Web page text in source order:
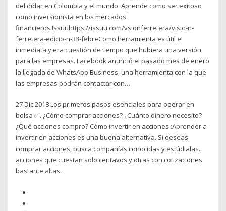
del dólar en Colombia y el mundo. Aprende como ser exitoso
como inversionista en los mercados
financieros.Issuuhttps://issuu.com/vsionferretera/visio-n-
ferretera-edicio-n-33-febreComo herramienta es útil e
inmediata y era cuestión de tiempo que hubiera una versión
para las empresas. Facebook anunció el pasado mes de enero
la llegada de WhatsApp Business, una herramienta con la que
las empresas podrán contactar con…
27 Dic 2018 Los primeros pasos esenciales para operar en
bolsa ✅. ¿Cómo comprar acciones? ¿Cuánto dinero necesito?
¿Qué acciones compro? Cómo invertir en acciones :Aprender a
invertir en acciones es una buena alternativa. Si deseas
comprar acciones, busca compañías conocidas y estúdialas..
acciones que cuestan solo centavos y otras con cotizaciones
bastante altas.